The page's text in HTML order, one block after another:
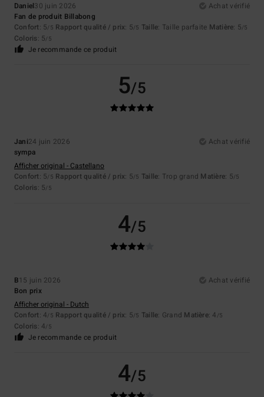
Daniel30 juin 2026
Achat vérifié
Fan de produit Billabong
Confort: 5/5 Rapport qualité / prix: 5/5 Taille: Taille parfaite Matière: 5/5
Coloris: 5/5
Je recommande ce produit
5/5
Jani24 juin 2026
Achat vérifié
sympa
Afficher original - Castellano
Confort: 5/5 Rapport qualité / prix: 5/5 Taille: Trop grand Matière: 5/5
Coloris: 5/5
4/5
B15 juin 2026
Achat vérifié
Bon prix
Afficher original - Dutch
Confort: 4/5 Rapport qualité / prix: 5/5 Taille: Grand Matière: 4 /5
Coloris: 4/5
Je recommande ce produit
4/5